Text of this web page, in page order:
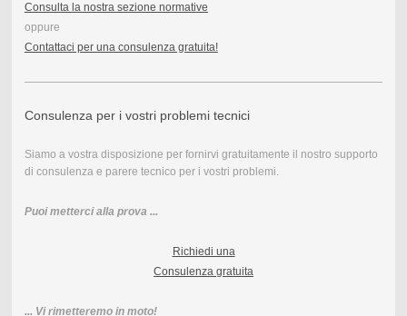
Consulta la nostra sezione normative
oppure
Contattaci per una consulenza gratuita!
Consulenza per i vostri problemi tecnici
Siamo a vostra disposizione per fornirvi gratuitamente il nostro supporto
di consulenza e parere tecnico per i vostri problemi.
Puoi metterci alla prova ...
Richiedi una
Consulenza gratuita
... Vi rimetteremo in moto!